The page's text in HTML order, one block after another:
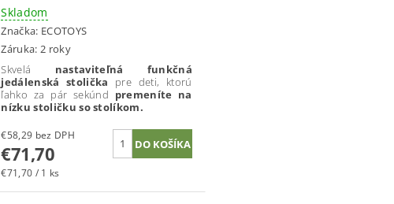
Skladom
Značka: ECOTOYS
Záruka: 2 roky
Skvelá nastaviteľná funkčná
jedálenská stolička pre deti, ktorú
ľahko za pár sekúnd premeníte na
nízku stoličku so stolíkom.
€58,29 bez DPH
€71,70
€71,70 / 1 ks